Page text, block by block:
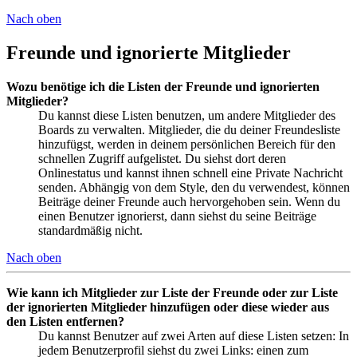
Nach oben
Freunde und ignorierte Mitglieder
Wozu benötige ich die Listen der Freunde und ignorierten
Mitglieder?
Du kannst diese Listen benutzen, um andere Mitglieder des
Boards zu verwalten. Mitglieder, die du deiner Freundesliste
hinzufügst, werden in deinem persönlichen Bereich für den
schnellen Zugriff aufgelistet. Du siehst dort deren
Onlinestatus und kannst ihnen schnell eine Private Nachricht
senden. Abhängig von dem Style, den du verwendest, können
Beiträge deiner Freunde auch hervorgehoben sein. Wenn du
einen Benutzer ignorierst, dann siehst du seine Beiträge
standardmäßig nicht.
Nach oben
Wie kann ich Mitglieder zur Liste der Freunde oder zur Liste
der ignorierten Mitglieder hinzufügen oder diese wieder aus
den Listen entfernen?
Du kannst Benutzer auf zwei Arten auf diese Listen setzen: In
jedem Benutzerprofil siehst du zwei Links: einen zum